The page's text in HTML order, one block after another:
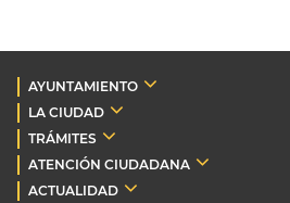
AYUNTAMIENTO
LA CIUDAD
TRÁMITES
ATENCIÓN CIUDADANA
ACTUALIDAD